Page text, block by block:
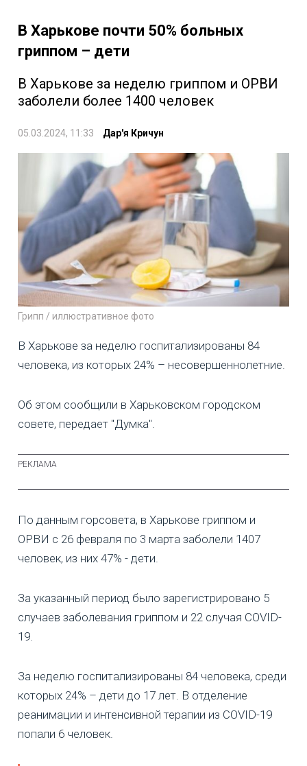
В Харькове почти 50% больных
гриппом – дети
В Харькове за неделю гриппом и ОРВИ
заболели более 1400 человек
05.03.2024, 11:33 Дар'я Кричун
Грипп / иллюстративное фото
В Харькове за неделю госпитализированы 84
человека, из которых 24% – несовершеннолетние.
Об этом сообщили в Харьковском городском
совете, передает "Думка".
По данным горсовета, в Харькове гриппом и
ОРВИ с 26 февраля по 3 марта заболели 1407
человек, из них 47% - дети.
За указанный период было зарегистрировано 5
случаев заболевания гриппом и 22 случая COVID-
19.
За неделю госпитализированы 84 человека, среди
которых 24% – дети до 17 лет. В отделение
реанимации и интенсивной терапии из COVID-19
попали 6 человек.